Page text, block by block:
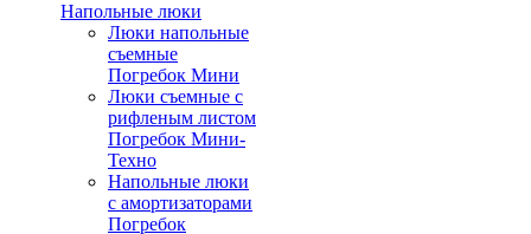
Напольные люки
Люки напольные
съемные
Погребок Мини
Люки съемные с
рифленым листом
Погребок Мини-
Техно
Напольные люки
с амортизаторами
Погребок